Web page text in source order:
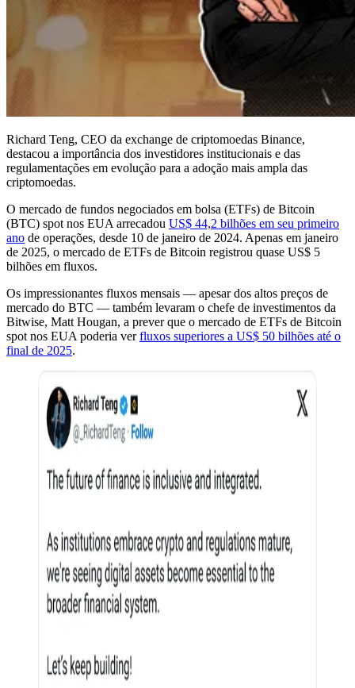
Richard Teng, CEO da exchange de criptomoedas Binance,
destacou a importância dos investidores institucionais e das
regulamentações em evolução para a adoção mais ampla das
criptomoedas.
O mercado de fundos negociados em bolsa (ETFs) de Bitcoin
(BTC) spot nos EUA arrecadou US$ 44,2 bilhões em seu primeiro
ano de operações, desde 10 de janeiro de 2024. Apenas em janeiro
de 2025, o mercado de ETFs de Bitcoin registrou quase US$ 5
bilhões em fluxos.
Os impressionantes fluxos mensais — apesar dos altos preços de
mercado do BTC — também levaram o chefe de investimentos da
Bitwise, Matt Hougan, a prever que o mercado de ETFs de Bitcoin
spot nos EUA poderia verfluxos superiores a US$ 50 bilhões até o
final de 2025.